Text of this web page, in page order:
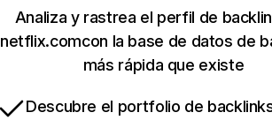
Analiza y rastrea el perfil de
netflix.comcon la base de datos de
más rápida que existe
Descubre el portfolio de